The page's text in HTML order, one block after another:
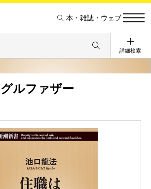
本・雑誌・ウェブ
詳細検索
ルファザー